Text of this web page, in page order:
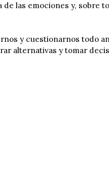
las emociones y, sobre
y cuestionarnos todo
alternativas y tomar